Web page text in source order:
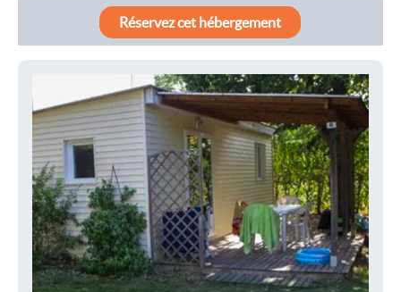
Réservez cet hébergement